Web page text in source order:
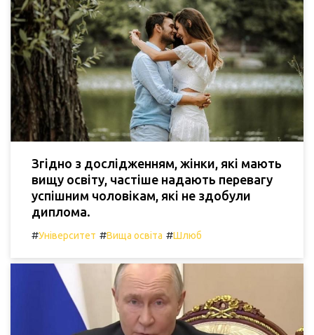
Згідно з дослідженням, жінки, які мають
вищу освіту, частіше надають перевагу
успішним чоловікам, які не здобули
диплома.
#Університет #Вища освіта #Шлюб